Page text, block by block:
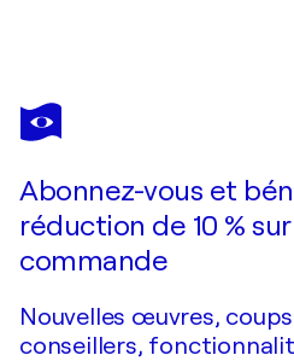
JEANINE FITOU VALENS
Abstraction Orange jaune et rouge
Abonnez-vous et
réduction de 10 %
commande
Nouvelles œuvres,
conseillers,